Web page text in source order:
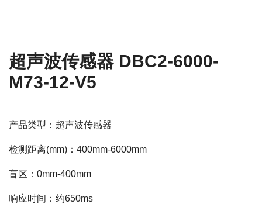
超声波传感器 DBC2-6000-
M73-12-V5
产品类型：超声波传感器
检测距离(mm)：400mm-6000mm
盲区：0mm-400mm
响应时间：约650ms